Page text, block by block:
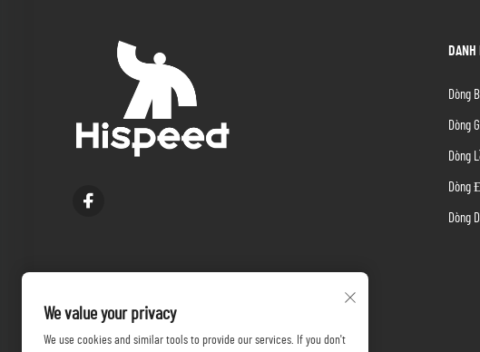
Dòng
Dòng
Dòng
Dòng
Dòng
We value your privacy
We use cookies and similar tools to provide our services. If you don't